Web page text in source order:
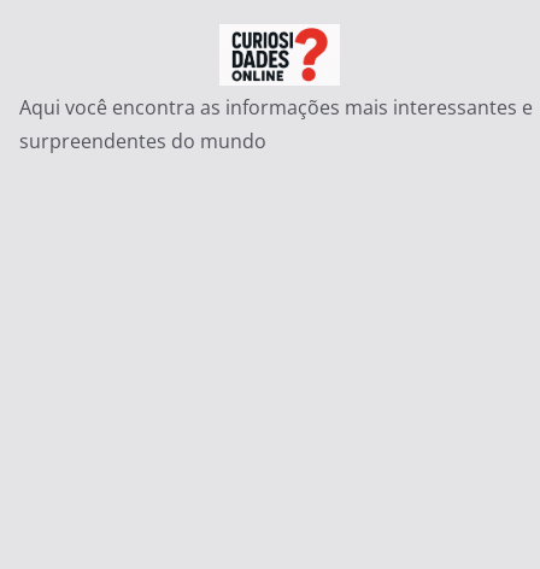
conteúdo
Aqui você encontra as informações mais interessantes e
surpreendentes do mundo